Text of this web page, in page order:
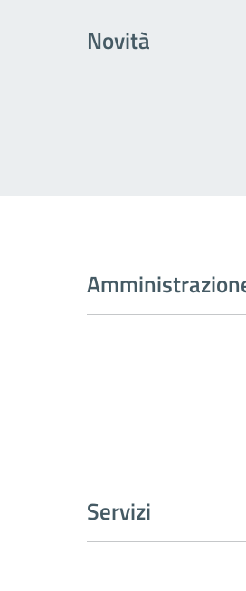
Novità
Servizi